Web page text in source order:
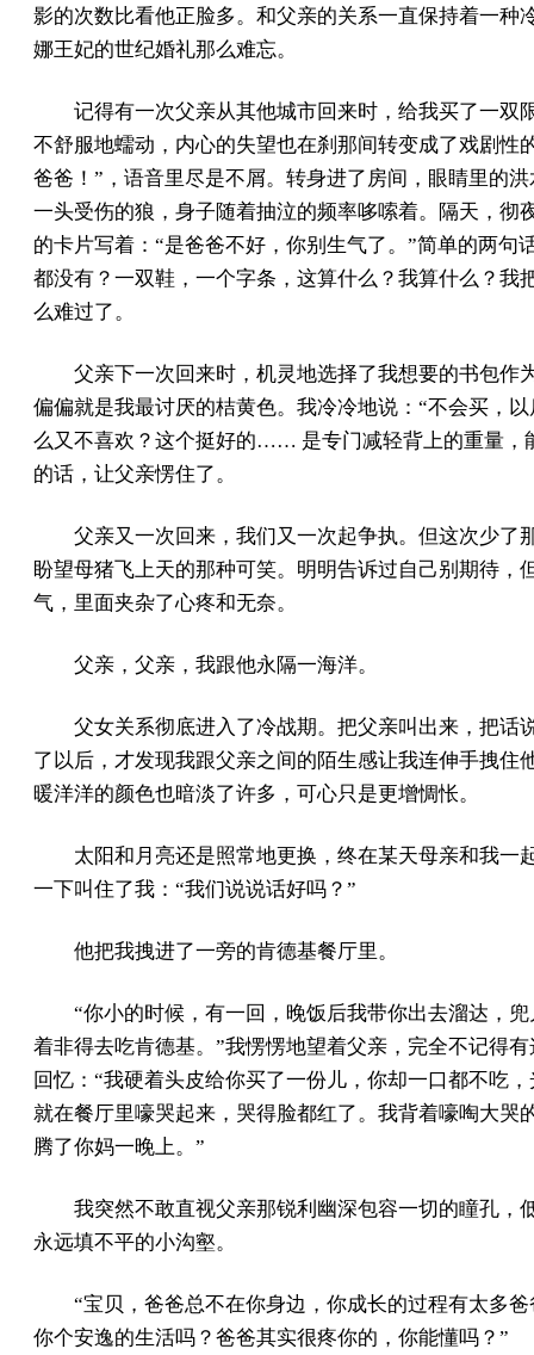
影的次数比看他正脸多。和父亲的关系一直保持着一
娜王妃的世纪婚礼那么难忘。
记得有一次父亲从其他城市回来时，给我买了一双
不舒服地蠕动，内心的失望也在刹那间转变成了戏剧
爸爸！”，语音里尽是不屑。转身进了房间，眼睛里的
一头受伤的狼，身子随着抽泣的频率哆嗦着。隔天，
的卡片写着：“是爸爸不好，你别生气了。”简单的两
都没有？一双鞋，一个字条，这算什么？我算什么？
么难过了。
父亲下一次回来时，机灵地选择了我想要的书包作
偏偏就是我最讨厌的桔黄色。我冷冷地说：“不会买，
么又不喜欢？这个挺好的…… 是专门减轻背上的重量，
的话，让父亲愣住了。
父亲又一次回来，我们又一次起争执。但这次少了
盼望母猪飞上天的那种可笑。明明告诉过自己别期待
气，里面夹杂了心疼和无奈。
父亲，父亲，我跟他永隔一海洋。
父女关系彻底进入了冷战期。把父亲叫出来，把话
了以后，才发现我跟父亲之间的陌生感让我连伸手拽
暖洋洋的颜色也暗淡了许多，可心只是更增惆怅。
太阳和月亮还是照常地更换，终在某天母亲和我
一下叫住了我：“我们说说话好吗？”
他把我拽进了一旁的肯德基餐厅里。
“你小的时候，有一回，晚饭后我带你出去溜达，
着非得去吃肯德基。”我愣愣地望着父亲，完全不记得
回忆：“我硬着头皮给你买了一份儿，你却一口都不吃
就在餐厅里嚎哭起来，哭得脸都红了。我背着嚎啕大
腾了你妈一晚上。”
我突然不敢直视父亲那锐利幽深包容一切的瞳孔，
永远填不平的小沟壑。
“宝贝，爸爸总不在你身边，你成长的过程有太多
你个安逸的生活吗？爸爸其实很疼你的，你能懂吗？”